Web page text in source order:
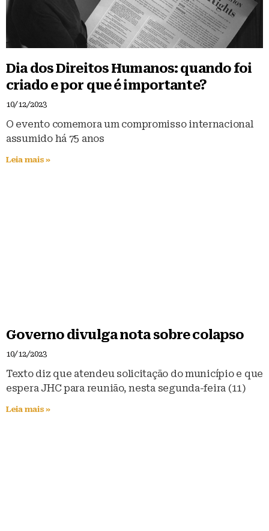
Dia dos Direitos Humanos: quando foi
criado e por que é importante?
10/12/2023
O evento comemora um compromisso internacional
assumido há 75 anos
Leia mais »
Governo divulga nota sobre colapso
10/12/2023
Texto diz que atendeu solicitação do município e que
espera JHC para reunião, nesta segunda-feira (11)
Leia mais »